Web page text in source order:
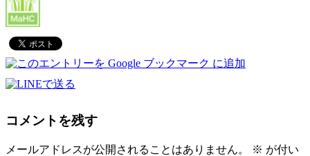
コメントを残す
メールアドレスが公開されることはありません。 ※ が付い